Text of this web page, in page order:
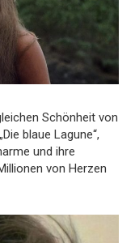
Schönheit von
blaue Lagune“,
und ihre
von Herzen